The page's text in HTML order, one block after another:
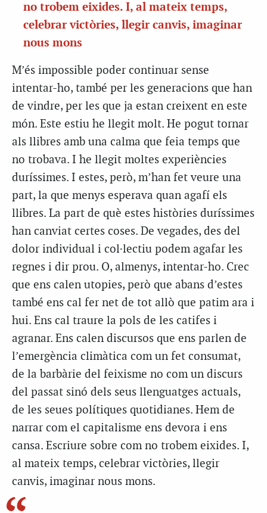
no trobem eixides. I, al mateix temps,
celebrar victòries, llegir canvis, imaginar
nous mons
M’és impossible poder continuar sense
intentar-ho, també per les generacions que han
de vindre, per les que ja estan creixent en este
món. Este estiu he llegit molt. He pogut tornar
als llibres amb una calma que feia temps que
no trobava. I he llegit moltes experiències
duríssimes. I estes, però, m’han fet veure una
part, la que menys esperava quan agafí els
llibres. La part de què estes històries duríssimes
han canviat certes coses. De vegades, des del
dolor individual i col·lectiu podem agafar les
regnes i dir prou. O, almenys, intentar-ho. Crec
que ens calen utopies, però que abans d’estes
també ens cal fer net de tot allò que patim ara i
hui. Ens cal traure la pols de les catifes i
agranar. Ens calen discursos que ens parlen de
l’emergència climàtica com un fet consumat,
de la barbàrie del feixisme no com un discurs
del passat sinó dels seus llenguatges actuals,
de les seues polítiques quotidianes. Hem de
narrar com el capitalisme ens devora i ens
cansa. Escriure sobre com no trobem eixides. I,
al mateix temps, celebrar victòries, llegir
canvis, imaginar nous mons.